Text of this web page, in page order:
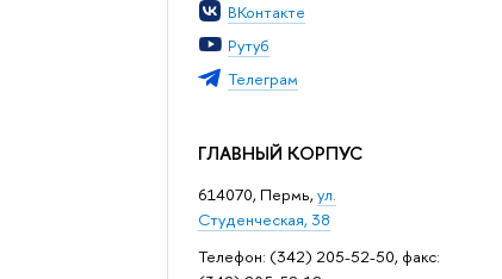
ВКонтакте
Рутуб
Телеграм
ГЛАВНЫЙ КОРПУС
614070, Пермь,ул.
Студенческая, 38
Телефон: (342) 205-52-50, факс: